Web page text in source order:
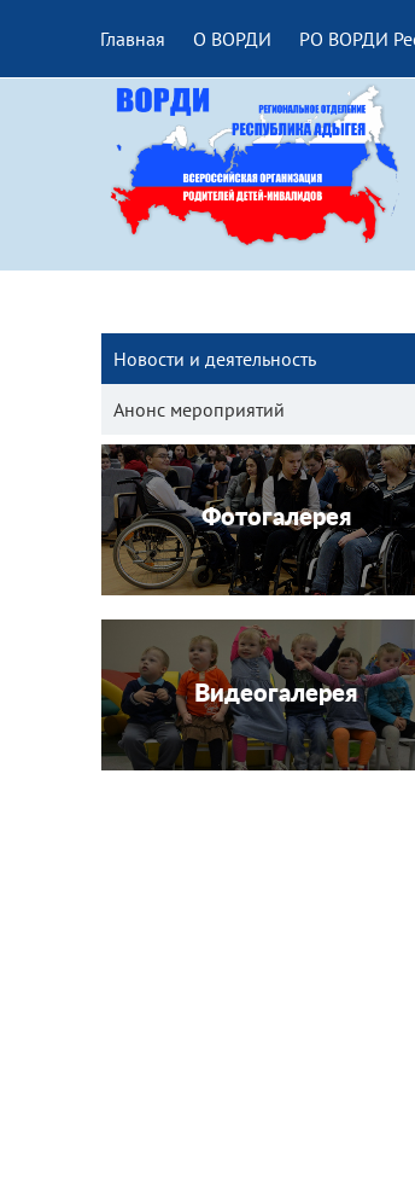
Главная О ВОРДИ РО ВОРДИ
Новости и деятельность
Анонс мероприятий
Фотогалерея
Видеогалерея